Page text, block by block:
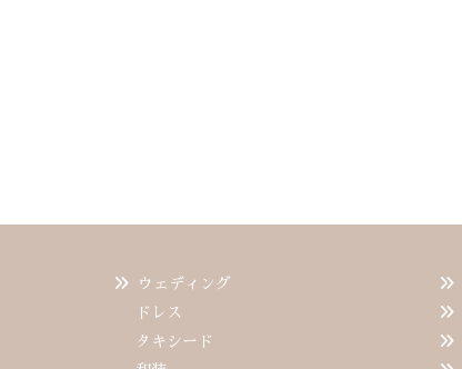
ウェディング
ドレス
タキシード